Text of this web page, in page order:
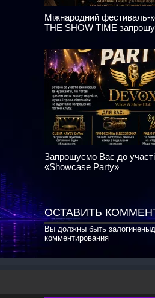
Міжнародний фестиваль-
THE SHOW TIME
Запрошуємо Вас до участі
«Showcase Party»
ОСТАВИТЬ
Вы должны быть залогинены
комментирования